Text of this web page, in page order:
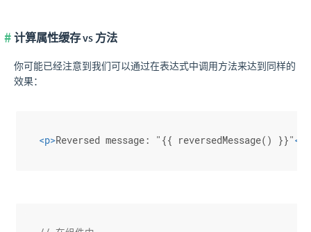
计算属性缓存 vs 方法
你可能已经注意到我们可以通过在表达式中调用方法来达到同样的
效果：
<p>Reversed message: "{{ reversedMessage() }}"</